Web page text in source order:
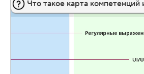
Что такое карта компетенций